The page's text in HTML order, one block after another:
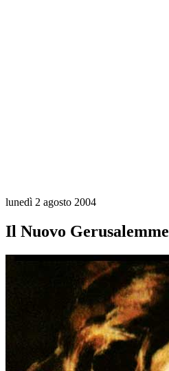
lunedì 2 agosto 2004
Il Nuovo Gerusalemme